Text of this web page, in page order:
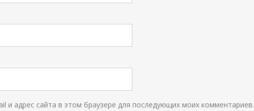
и адрес сайта в этом браузере для последующих моих комментариев.